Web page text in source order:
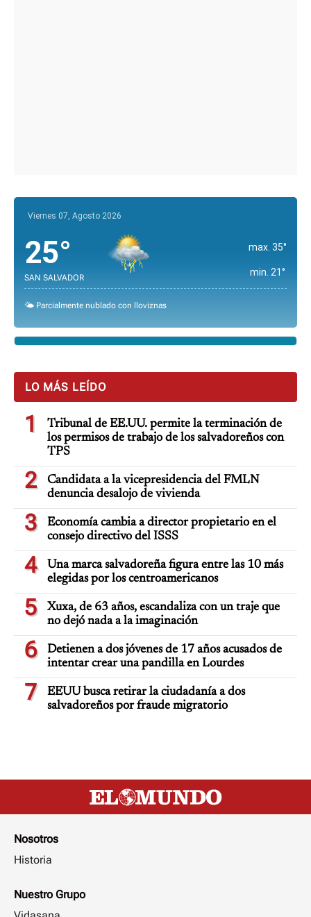
Viernes 07, Agosto 2026
25°
SAN SALVADOR
max. 35°
min. 21°
🌤️ Parcialmente nublado con lloviznas
LO MÁS LEÍDO
1
Tribunal de EE.UU. permite la terminación de
los permisos de trabajo de los salvadoreños con
TPS
2
Candidata a la vicepresidencia del FMLN
denuncia desalojo de vivienda
3
Economía cambia a director propietario en el
consejo directivo del ISSS
4
Una marca salvadoreña figura entre las 10 más
elegidas por los centroamericanos
5
Xuxa, de 63 años, escandaliza con un traje que
no dejó nada a la imaginación
6
Detienen a dos jóvenes de 17 años acusados de
intentar crear una pandilla en Lourdes
7
EEUU busca retirar la ciudadanía a dos
salvadoreños por fraude migratorio
Nosotros
Historia
Nuestro Grupo